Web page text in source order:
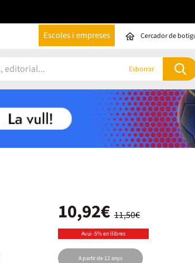
Escoles i empreses Cercador de
Esborrar
11,50€
10,92€
Avui -5% en llibres
A partir de 12 anys